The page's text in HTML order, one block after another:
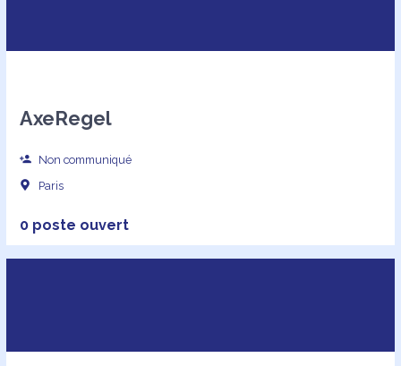
AxeRegel
Non communiqué
Paris
0 poste ouvert